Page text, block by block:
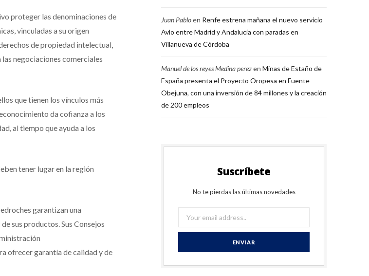
proteger las denominaciones de
vinculadas a su origen
de propiedad intelectual,
negociaciones comerciales
que tienen los vínculos más
da cofianza a los
al tiempo que ayuda a los
tener lugar en la región
garantizan una
sus productos. Sus Consejos
ofrecer garantía de calidad y de
Juan Pabloen Renfe estrena mañana el nuevo servicio
Avlo entre Madrid y Andalucía con paradas en
Villanueva de Córdoba
Manuel de los reyes Medina perezen Minas de Estaño de
España presenta el Proyecto Oropesa en Fuente
Obejuna, con una inversión de 84 millones y la creación
de 200 empleos
Suscríbete
No te pierdas las últimas novedades